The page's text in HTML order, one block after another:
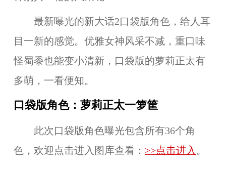
最新曝光的新大话2口袋版角色，给人耳
目一新的感觉。优雅女神风采不减，重口味
怪蜀黍也能变小清新，口袋版的萝莉正太有
多萌，一看便知。
口袋版角色：萝莉正太一箩筐
此次口袋版角色曝光包含所有36个角
色，欢迎点击进入图库查看： >>点击进入 。